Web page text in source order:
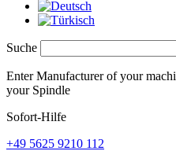
Suche
Enter Manufacturer of your
your Spindle
Sofort-Hilfe
+49 5625 9210 112